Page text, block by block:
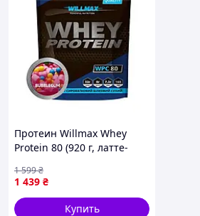
Протеин Willmax Whey
Protein 80 (920 г, латте-
1 439 ₴
1 599₴
Купить